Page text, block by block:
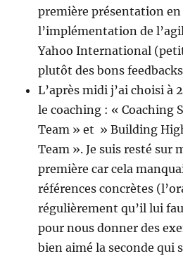
première présentation
l’implémentation de
Yahoo International
plutôt des bons
L’après midi j’ai choisi à
le coaching : « Coaching
Team » et » Building
Team ». Je suis resté sur
première car cela
références concrètes
régulièrement qu’il lui
pour nous donner des
bien aimé la seconde qui